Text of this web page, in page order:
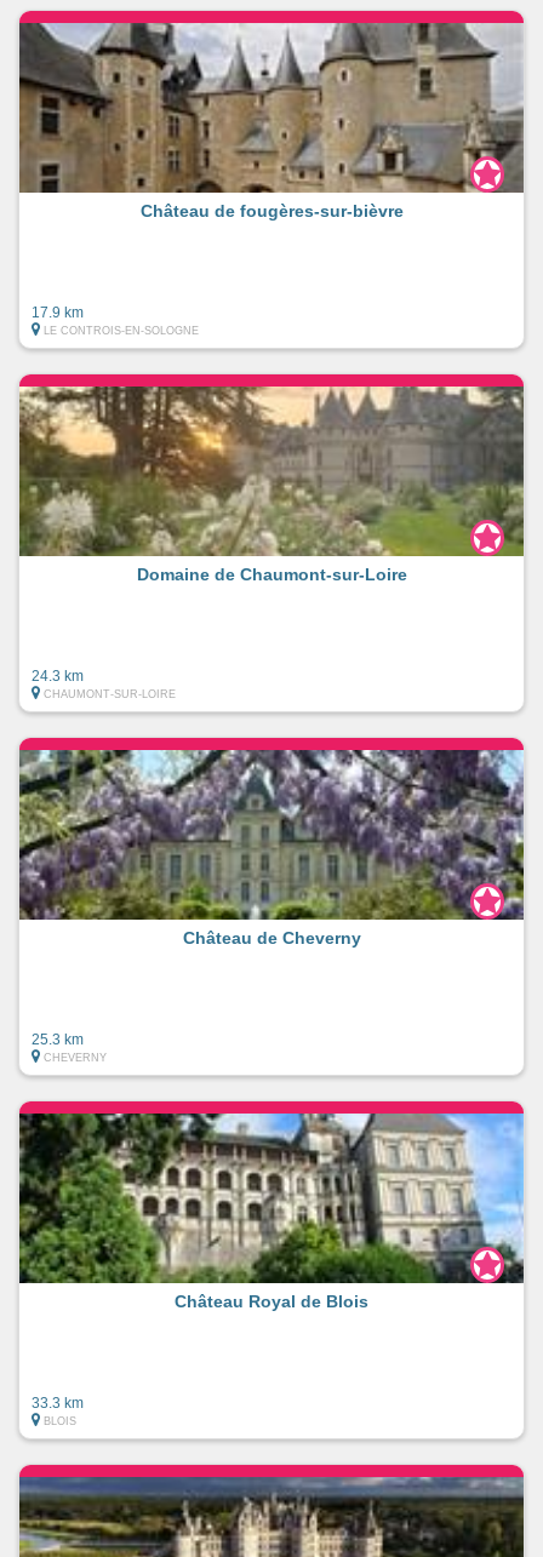
Château de fougères-sur-bièvre
17.9 km
LE CONTROIS-EN-SOLOGNE
Domaine de Chaumont-sur-Loire
24.3 km
CHAUMONT-SUR-LOIRE
Château de Cheverny
25.3 km
CHEVERNY
Château Royal de Blois
33.3 km
BLOIS